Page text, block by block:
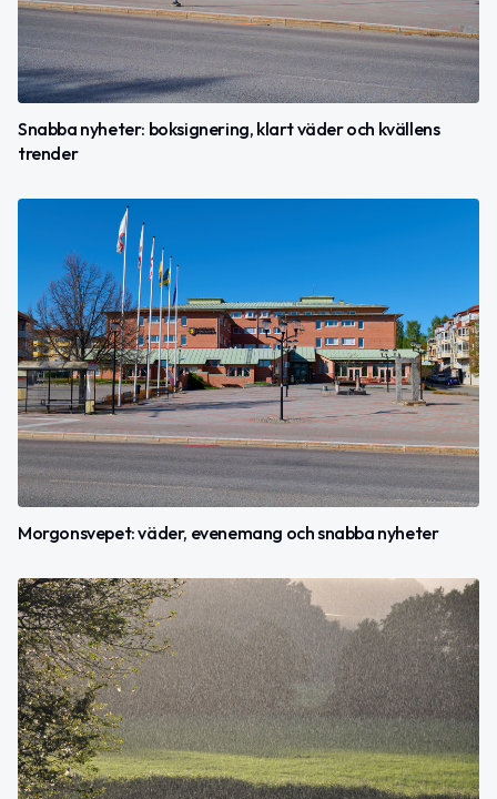
Snabba nyheter: boksignering, klart väder och kvällens
trender
Morgonsvepet: väder, evenemang och snabba nyheter